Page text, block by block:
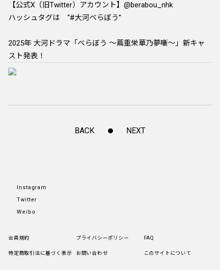
【公式X（旧Twitter）アカウント】@berabou_nhk
ハッシュタグは “#大河べらぼう”
2025年 大河ドラマ「べらぼう ～蔦重栄華乃夢噺～」新キャ
スト発表！
BACK NEXT
Instagram
Twitter
Weibo
会員規約 プライバシーポリシー FAQ
特定商取引法に基づく表示 お問い合わせ このサイトについて